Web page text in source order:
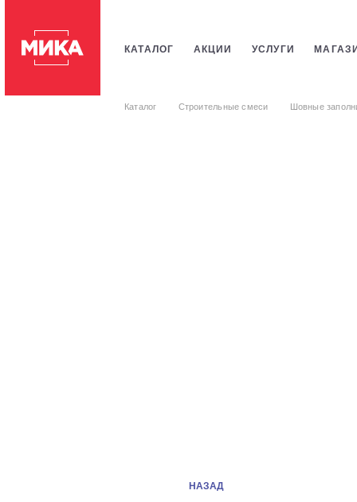
КАТАЛОГ АКЦИИ УСЛУГИ
Каталог Строительные смеси Шовные
НАЗАД